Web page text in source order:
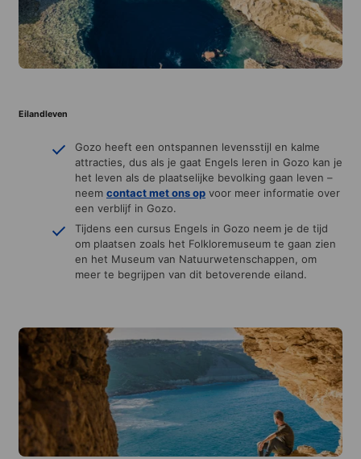
Eilandleven
Gozo heeft een ontspannen levensstijl en kalme
attracties, dus als je gaat Engels leren in Gozo kan je
het leven als de plaatselijke bevolking gaan leven –
neem contact met onsop voor meer informatie over
een verblijf in Gozo.
Tijdens een cursus Engels in Gozo neem je de tijd
om plaatsen zoals het Folkloremuseum te gaan zien
en het Museum van Natuurwetenschappen, om
meer te begrijpen van dit betoverende eiland.